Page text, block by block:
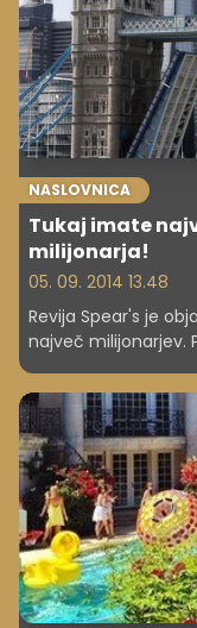
NASLOVNICA
Tukaj imate
milijonarja!
05. 09. 2014 13.48
Revija Spear's je
največ milijonarjev.